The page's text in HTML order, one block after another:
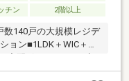
ります！お気軽にお問
チン 2階以上
140戸の大規模レジデ
ョン■1LDK＋WIC＋
宅配ボックスあり■商
ア中心